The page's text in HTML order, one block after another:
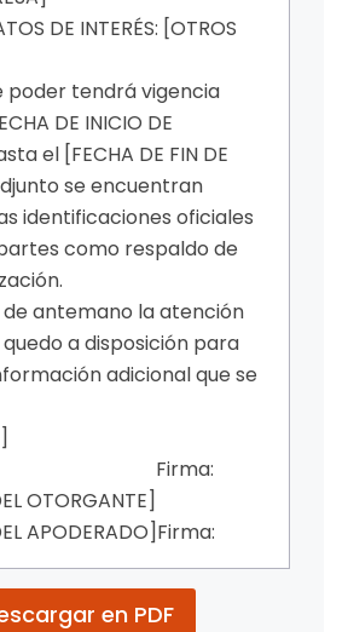
DE INTERÉS: [OTROS
poder tendrá vigencia
DE INICIO DE
el [FECHA DE FIN DE
se encuentran
identificaciones oficiales
como respaldo de
antemano la atención
a disposición para
adicional que se
OTORGANTE]
Firma:
APODERADO]Firma:
en PDF